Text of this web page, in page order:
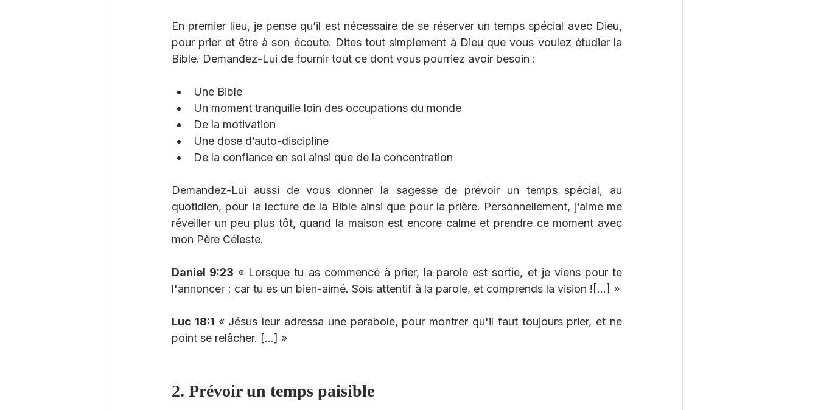
En premier lieu, je pense qu’il est nécessaire de se réserver un temps spécial avec Dieu,
pour prier et être à son écoute. Dites tout simplement à Dieu que vous voulez étudier la
Bible. Demandez-Lui de fournir tout ce dont vous pourriez avoir besoin :
Une Bible
Un moment tranquille loin des occupations du monde
De la motivation
Une dose d’auto-discipline
De la confiance en soi ainsi que de la concentration
Demandez-Lui aussi de vous donner la sagesse de prévoir un temps spécial, au
quotidien, pour la lecture de la Bible ainsi que pour la prière. Personnellement, j’aime me
réveiller un peu plus tôt, quand la maison est encore calme et prendre ce moment avec
mon Père Céleste.
Daniel 9:23 « Lorsque tu as commencé à prier, la parole est sortie, et je viens pour te
l'annoncer ; car tu es un bien-aimé. Sois attentif à la parole, et comprends la vision ![...] »
Luc 18:1 « Jésus leur adressa une parabole, pour montrer qu'il faut toujours prier, et ne
point se relâcher. [...] »
2. Prévoir un temps paisible